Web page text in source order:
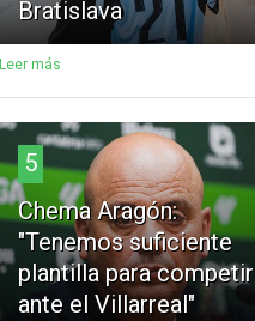
Bratislava
Leer más
5
Chema Aragón:
"Tenemos suficiente
plantilla para competir
ante el Villarreal"